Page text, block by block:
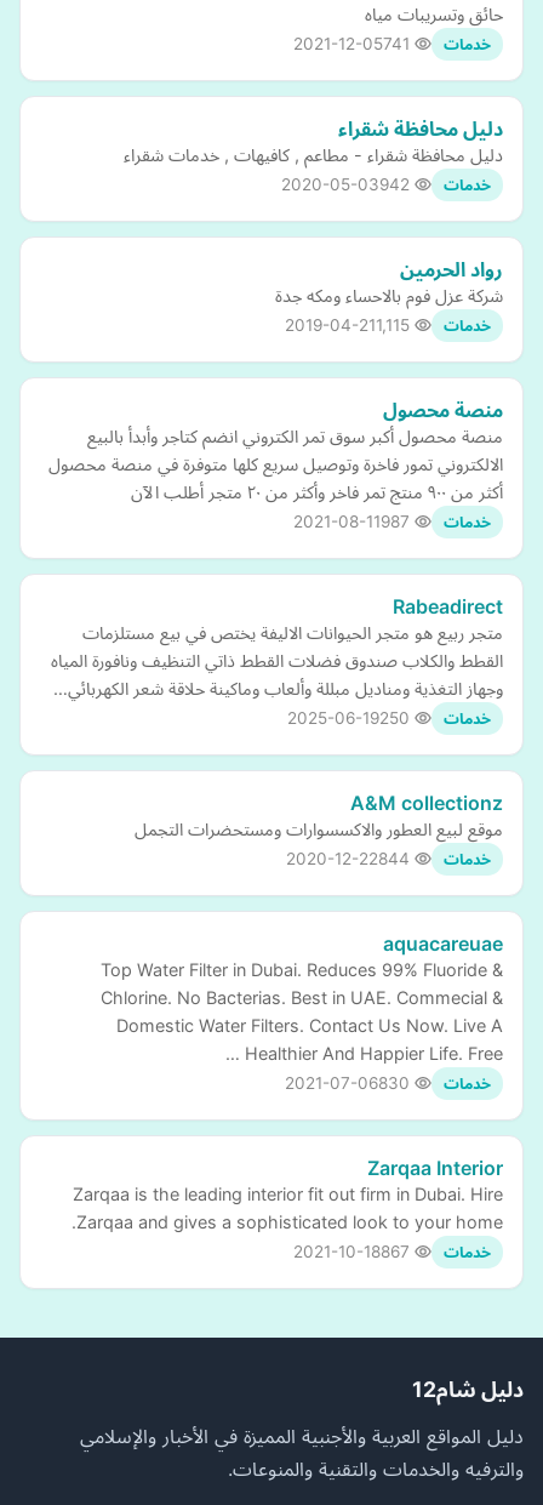
حائق وتسريبات مياه
خدمات 2021-12-05
دليل محافظة شقراء
دليل محافظة شقراء - مطاعم , كافيهات , خدمات شقراء
خدمات 2020-05-03
رواد الحرمين
شركة عزل فوم بالاحساء ومكه جدة
خدمات 2019-04-21
منصة محصول
منصة محصول أكبر سوق تمر الكتروني انضم كتاجر وأبدأ بالبيع
الالكتروني تمور فاخرة وتوصيل سريع كلها متوفرة في منصة محصول
أكثر من ٩٠٠ منتج تمر فاخر وأكثر من ٢٠ متجر أطلب الآن
خدمات 2021-08-11
Rabeadirect
متجر ربيع هو متجر الحيوانات الاليفة يختص في بيع مستلزمات
القطط والكلاب صندوق فضلات القطط ذاتي التنظيف ونافورة المياه
وجهاز التغذية ومناديل مبللة وألعاب وماكينة حلاقة شعر الكهربائي…
خدمات 2025-06-19
A&M collectionz
موقع لبيع العطور والاكسسوارات ومستحضرات التجمل
خدمات 2020-12-22
aquacareuae
Top Water Filter in Dubai. Reduces 99% Fluoride &
Chlorine. No Bacterias. Best in UAE. Commecial &
Domestic Water Filters. Contact Us Now. Live A
Healthier And Happier Life. Free …
خدمات 2021-07-06
Zarqaa Interior
Zarqaa is the leading interior fit out firm in Dubai. Hire
Zarqaa and gives a sophisticated look to your home.
خدمات 2021-10-18
دليل شام12
دليل المواقع العربية والأجنبية المميزة في الأخبار والإسلامي
والترفيه والخدمات والتقنية والمنوعات.